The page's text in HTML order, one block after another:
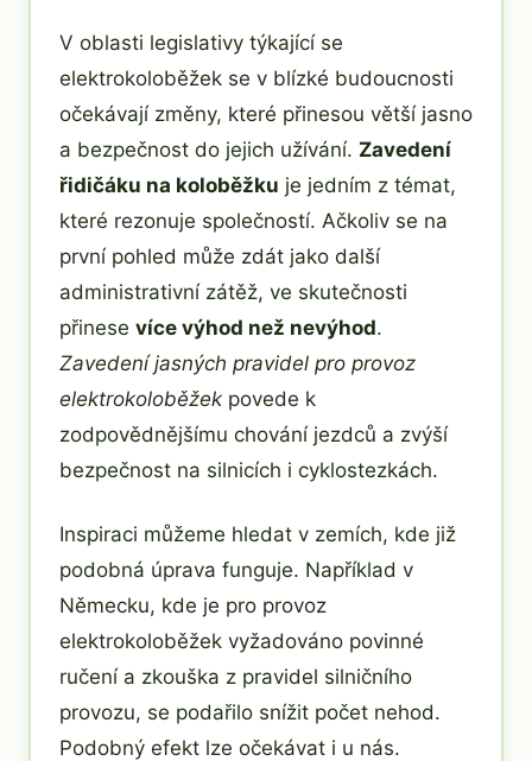
V oblasti legislativy týkající se
elektrokoloběžek se v blízké budoucnosti
očekávají změny, které přinesou větší jasno
a bezpečnost do jejich užívání. Zavedení
řidičáku na koloběžku je jedním z témat,
které rezonuje společností. Ačkoliv se na
první pohled může zdát jako další
administrativní zátěž, ve skutečnosti
přinese více výhod než nevýhod.
Zavedení jasných pravidel pro provoz
elektrokoloběžek povede k
zodpovědnějšímu chování jezdců a zvýší
bezpečnost na silnicích i cyklostezkách.
Inspiraci můžeme hledat v zemích, kde již
podobná úprava funguje. Například v
Německu, kde je pro provoz
elektrokoloběžek vyžadováno povinné
ručení a zkouška z pravidel silničního
provozu, se podařilo snížit počet nehod.
Podobný efekt lze očekávat i u nás.